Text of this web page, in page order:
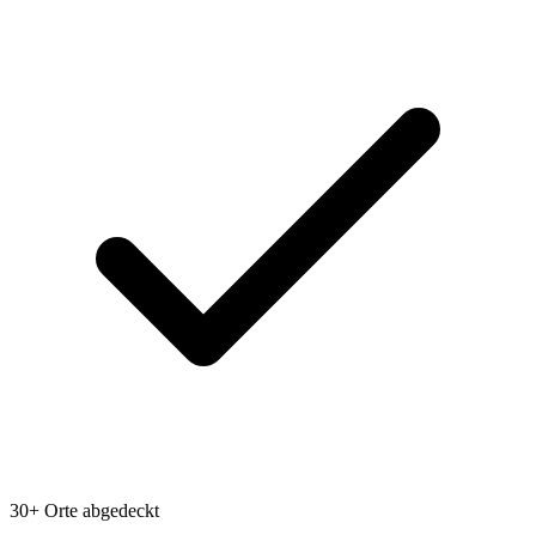
30+ Orte abgedeckt